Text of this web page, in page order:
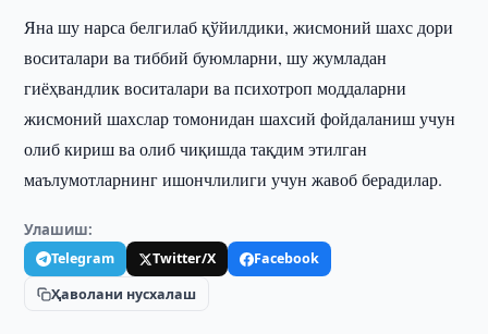
Яна шу нарса белгилаб қўйилдики, жисмоний шахс дори
воситалари ва тиббий буюмларни, шу жумладан
гиёҳвандлик воситалари ва психотроп моддаларни
жисмоний шахслар томонидан шахсий фойдаланиш учун
олиб кириш ва олиб чиқишда тақдим этилган
маълумотларнинг ишончлилиги учун жавоб берадилар.
Улашиш:
Telegram Twitter/X
Facebook
Ҳаволани нусхалаш